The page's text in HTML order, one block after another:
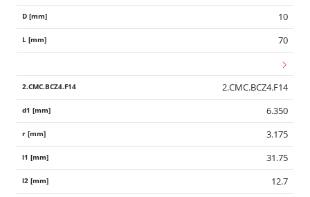
10
70
2.CMC.BCZ4.F14
6.350
3.175
31.75
12.7